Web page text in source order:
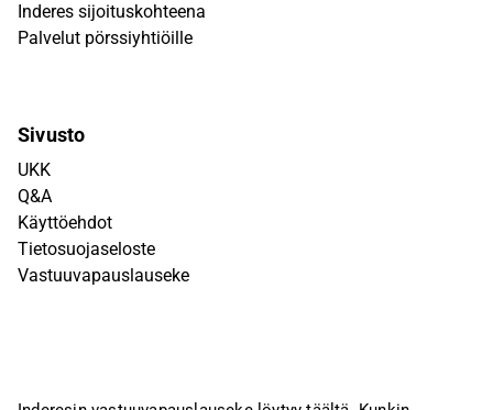
Inderes sijoituskohteena
Palvelut pörssiyhtiöille
Sivusto
UKK
Q&A
Käyttöehdot
Tietosuojaseloste
Vastuuvapauslauseke